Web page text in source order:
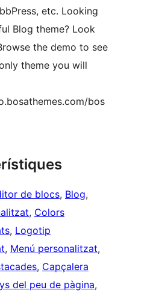
etc. Looking
Blog theme? Look
the demo to see
theme you will
bos
de blocs, Blog
, Colors
, Logotip
, Menú personalitzat
, Capçalera
del peu de pàgina